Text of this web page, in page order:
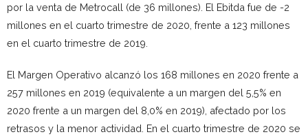
por la venta de Metrocall (de 36 millones). El Ebitda fue de -2
millones en el cuarto trimestre de 2020, frente a 123 millones
en el cuarto trimestre de 2019.
El Margen Operativo alcanzó los 168 millones en 2020 frente a
257 millones en 2019 (equivalente a un margen del 5,5% en
2020 frente a un margen del 8,0% en 2019), afectado por los
retrasos y la menor actividad. En el cuarto trimestre de 2020 se